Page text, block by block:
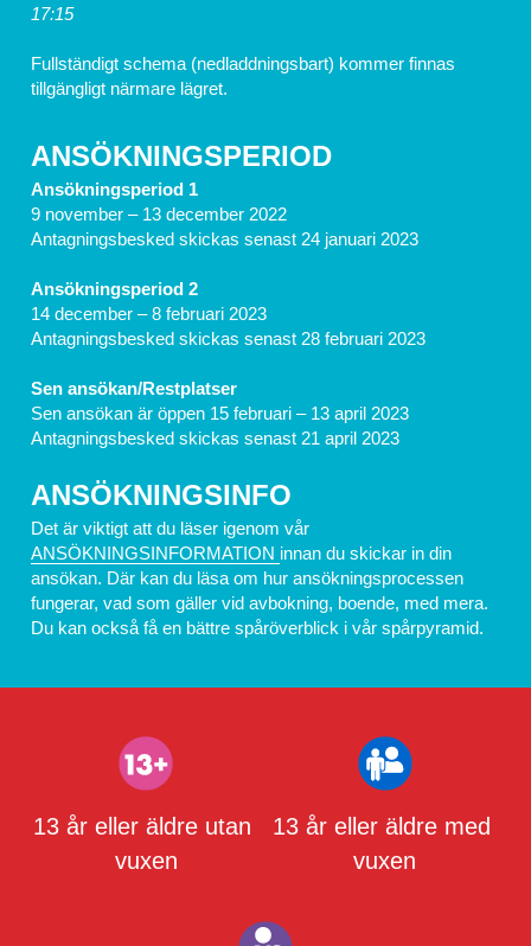
17:15
Fullständigt schema (nedladdningsbart) kommer finnas
tillgängligt närmare lägret.
ANSÖKNINGSPERIOD
Ansökningsperiod 1
9 november – 13 december 2022
Antagningsbesked skickas senast 24 januari 2023
Ansökningsperiod 2
14 december – 8 februari 2023
Antagningsbesked skickas senast 28 februari 2023
Sen ansökan/Restplatser
Sen ansökan är öppen 15 februari – 13 april 2023
Antagningsbesked skickas senast 21 april 2023
ANSÖKNINGSINFO
ANSÖKNINGSINFORMATION innan du skickar in din
ansökan. Där kan du läsa om hur ansökningsprocessen
fungerar, vad som gäller vid avbokning, boende, med mera.
Du kan också få en bättre spåröverblick i vår spårpyramid.
13 år eller äldre utan
vuxen
13 år eller äldre med
vuxen